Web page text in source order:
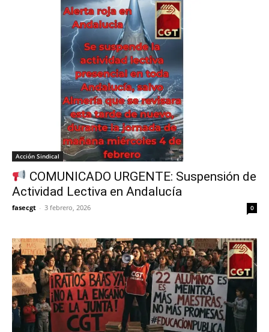
Acción Sindical
COMUNICADO URGENTE: Suspensión de
Actividad Lectiva en Andalucía
fasecgt - 3 febrero, 2026 0